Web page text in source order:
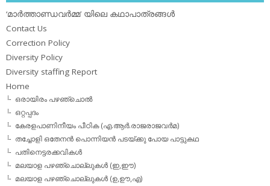
‘മാര്‍ത്താണ്ഡവര്‍മ്മ’ യിലെ കഥാപാത്രങ്ങള്‍
Contact Us
Correction Policy
Diversity Policy
Diversity staffing Report
Home
ഒരായിരം പഴഞ്ചൊല്‍
ഒറ്റപ്പദം
കേരളപാണിനീയം പീഠിക (എ.ആര്‍.രാജരാജവര്‍മ)
തച്ചോളി ഒതേനൻ പൊന്നിയൻ പടയ്‌ക്കു പോയ പാട്ടുകഥ
പതിനെട്ടരക്കവികള്‍
മലയാള പഴഞ്ചൊല്ലുകള്‍ (ഇ,ഈ)
മലയാള പഴഞ്ചൊല്ലുകള്‍ (ഉ,ഊ,എ)